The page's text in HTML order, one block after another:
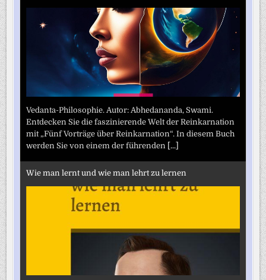
Vedanta-Philosophie. Autor: Abhedananda, Swami.
Entdecken Sie die faszinierende Welt der Reinkarnation
mit „Fünf Vorträge über Reinkarnation“. In diesem Buch
werden Sie von einem der führenden
[...]
Wie man lernt und wie man lehrt zu lernen